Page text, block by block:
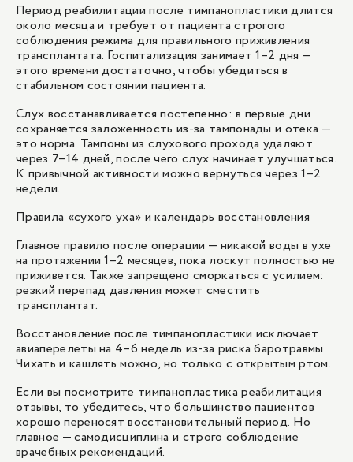
Период реабилитации после тимпанопластики длится
около месяца и требует от пациента строгого
соблюдения режима для правильного приживления
трансплантата. Госпитализация занимает 1–2 дня —
этого времени достаточно, чтобы убедиться в
стабильном состоянии пациента.
Слух восстанавливается постепенно: в первые дни
сохраняется заложенность из-за тампонады и отека —
это норма. Тампоны из слухового прохода удаляют
через 7–14 дней, после чего слух начинает улучшаться.
К привычной активности можно вернуться через 1–2
недели.
Правила «сухого уха» и календарь восстановления
Главное правило после операции — никакой воды в ухе
на протяжении 1–2 месяцев, пока лоскут полностью не
приживется. Также запрещено сморкаться с усилием:
резкий перепад давления может сместить
трансплантат.
Восстановление после тимпанопластики исключает
авиаперелеты на 4–6 недель из-за риска баротравмы.
Чихать и кашлять можно, но только с открытым ртом.
Если вы посмотрите тимпанопластика реабилитация
отзывы, то убедитесь, что большинство пациентов
хорошо переносят восстановительный период. Но
главное — самодисциплина и строго соблюдение
врачебных рекомендаций.